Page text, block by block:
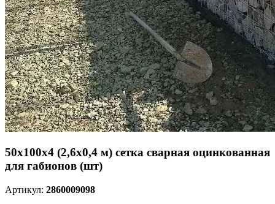
50х100х4 (2,6х0,4 м) сетка сварная оцинкованная
для габионов (шт)
Артикул: 2860009098